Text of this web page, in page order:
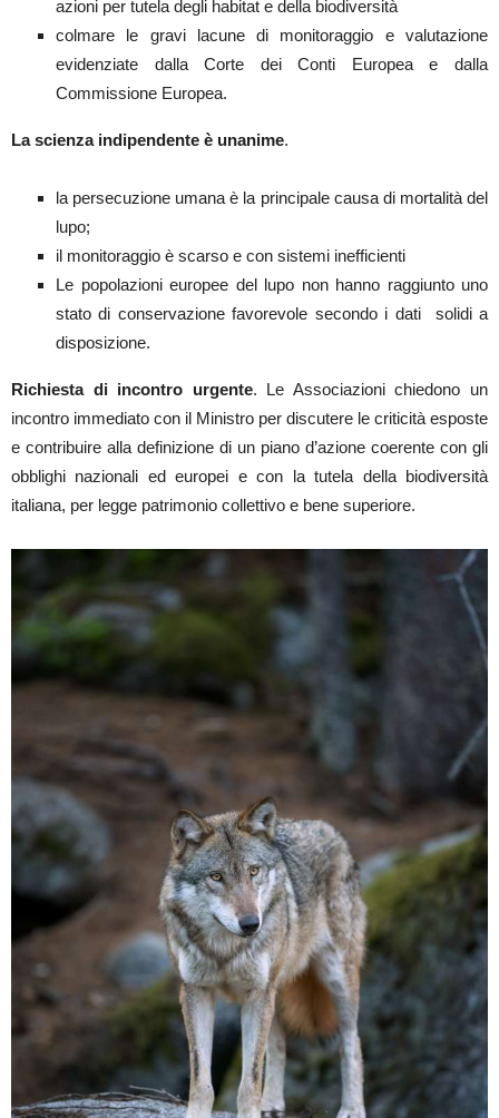
azioni per tutela degli habitat e della biodiversità
colmare le gravi lacune di monitoraggio e valutazione
evidenziate dalla Corte dei Conti Europea e dalla
Commissione Europea.
La scienza indipendente è unanime.
la persecuzione umana è la principale causa di mortalità del
lupo;
il monitoraggio è scarso e con sistemi inefficienti
Le popolazioni europee del lupo non hanno raggiunto uno
stato di conservazione favorevole secondo i dati solidi a
disposizione.
Richiesta di incontro urgente. Le Associazioni chiedono un
incontro immediato con il Ministro per discutere le criticità esposte
e contribuire alla definizione di un piano d’azione coerente con gli
obblighi nazionali ed europei e con la tutela della biodiversità
italiana, per legge patrimonio collettivo e bene superiore.